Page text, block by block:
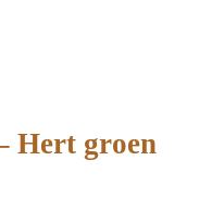
Hert groen